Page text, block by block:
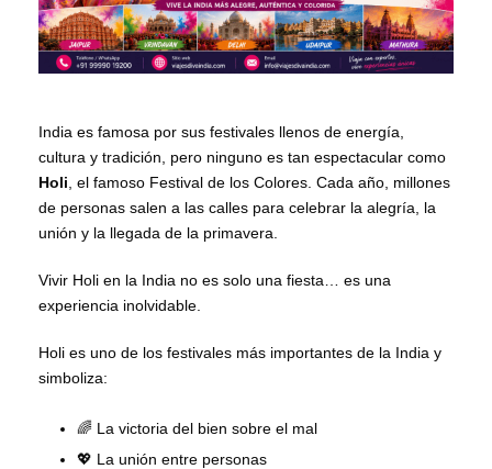
India es famosa por sus festivales llenos de energía,
cultura y tradición, pero ninguno es tan espectacular como
Holi , el famoso Festival de los Colores. Cada año, millones
de personas salen a las calles para celebrar la alegría, la
unión y la llegada de la primavera.
Vivir Holi en la India no es solo una fiesta… es una
experiencia inolvidable.
Holi es uno de los festivales más importantes de la India y
simboliza:
🌈 La victoria del bien sobre el mal
💖 La unión entre personas